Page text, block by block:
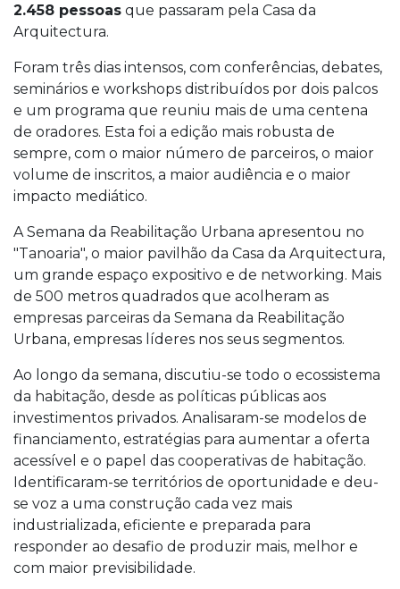
2.458 pessoas que passaram pela Casa da
Arquitectura.
Foram três dias intensos, com conferências, debates,
seminários e workshops distribuídos por dois palcos
e um programa que reuniu mais de uma centena
de oradores. Esta foi a edição mais robusta de
sempre, com o maior número de parceiros, o maior
volume de inscritos, a maior audiência e o maior
impacto mediático.
A Semana da Reabilitação Urbana apresentou no
"Tanoaria", o maior pavilhão da Casa da Arquitectura,
um grande espaço expositivo e de networking. Mais
de 500 metros quadrados que acolheram as
empresas parceiras da Semana da Reabilitação
Urbana, empresas líderes nos seus segmentos.
Ao longo da semana, discutiu-se todo o ecossistema
da habitação, desde as políticas públicas aos
investimentos privados. Analisaram-se modelos de
financiamento, estratégias para aumentar a oferta
acessível e o papel das cooperativas de habitação.
Identificaram-se territórios de oportunidade e deu-
se voz a uma construção cada vez mais
industrializada, eficiente e preparada para
responder ao desafio de produzir mais, melhor e
com maior previsibilidade.